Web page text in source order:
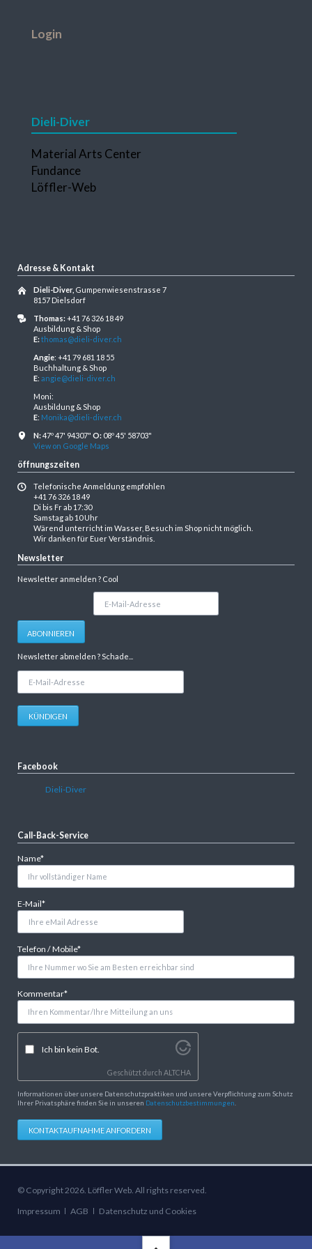
überspringen
Login
Dieli-Diver
Navigation
überspringen
Material Arts Center
Fundance
Löffler-Web
Adresse & Kontakt
Dieli-Diver, Gumpenwiesenstrasse 7
8157 Dielsdorf
Thomas:+41 76 326 18 49
Ausbildung & Shop
E:thomas@dieli-diver.ch
Angie: +41 79 681 18 55
Buchhaltung & Shop
E: angie@dieli-diver.ch
Moni:
Ausbildung & Shop
E: Monika@dieli-diver.ch
N:47º 47' 94307" O:08º 45' 58703"
View on Google Maps
öffnungszeiten
Telefonische Anmeldung empfohlen
+41 76 326 18 49
Di bis Fr ab 17:30
Samstag ab 10 Uhr
Wärend unterricht im Wasser, Besuch im Shop nicht möglich.
Wir danken für Euer Verständnis.
Newsletter
Newsletter anmelden ? Cool
Adresse
ABONNIEREN
Newsletter abmelden ? Schade...
KÜNDIGEN
Facebook
Dieli-Diver
Call-Back-Service
Pflichtfeld
Name*
Pflichtfeld
E-Mail*
Pflichtfeld
Telefon / Mobile*
Pflichtfeld
Kommentar*
Ich bin kein Bot.
Geschützt durchALTCHA
Informationen über unsere Datenschutzpraktiken und unsere Verpflichtung zum Schutz
Ihrer Privatsphäre finden Sie in unseren Datenschutzbestimmungen
KONTAKTAUFNAHME ANFORDERN
© Copyright 2026. Löffler Web. All rights reserved.
Navigation
Impressum AGB Datenschutz und Cookies